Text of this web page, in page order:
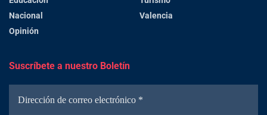
Nacional
Opinión
Valencia
Suscríbete a nuestro Boletín